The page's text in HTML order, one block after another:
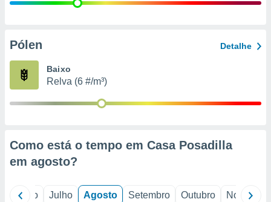
e
de
Pólen Detalhe
Baixo
Relva (6 #/m³)
Como está o tempo em Casa Posadilla
em agosto?
Junho Julho Agosto Setembro Outubro Novembro